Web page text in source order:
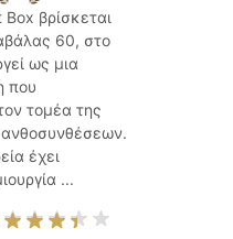
βρίσκεται
60, στο
ως μια
που
τομέα της
έχει
...